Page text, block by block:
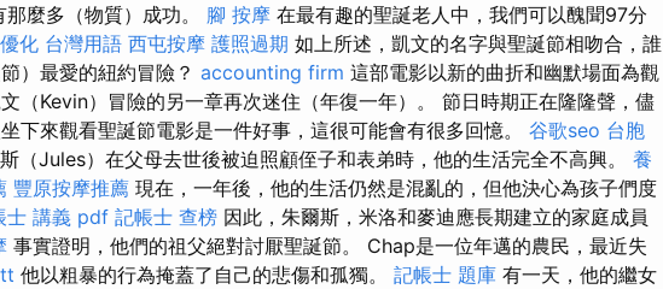
麼多（物質）成功。 腳 按摩 在最有趣的聖誕老人中，我們可以醜聞97分
優化 台灣用語 西屯按摩 護照過期 如上所述，凱文的名字與聖誕節相吻合，誰
）最愛的紐約冒險？ accounting firm 這部電影以新的曲折和幽默場面為觀
（Kevin）冒險的另一章再次迷住（年復一年）。 節日時期正在隆隆聲，儘
下來觀看聖誕節電影是一件好事，這很可能會有很多回憶。 谷歌seo 台胞
（Jules）在父母去世後被迫照顧侄子和表弟時，他的生活完全不高興。 養
豐原按摩推薦 現在，一年後，他的生活仍然是混亂的，但他決心為孩子們度
士 講義 pdf 記帳士 查榜 因此，朱爾斯，米洛和麥迪應長期建立的家庭成員
事實證明，他們的祖父絕對討厭聖誕節。 Chap是一位年邁的農民，最近失
他以粗暴的行為掩蓋了自己的悲傷和孤獨。 記帳士 題庫 有一天，他的繼女